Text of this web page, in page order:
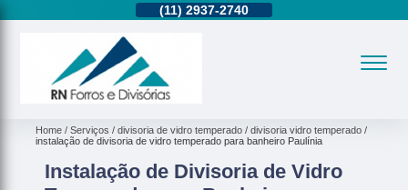
(11)2937-2740
Home Serviços divisoria de vidro temperado
divisoria vidro temperado
instalação de divisoria de vidro temperado para banheiro Paulínia
Instalação de Divisoria de Vidro